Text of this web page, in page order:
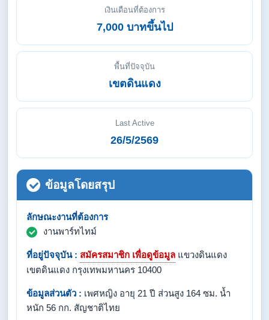
เงินเดือนที่ต้องการ
7,000 บาทขึ้นไป
พื้นที่ปัจจุบัน
เขตดินแดง
Last Active
26/5/2569
ข้อมูลโดยสรุป
ลักษณะงานที่ต้องการ
งานพาร์ทไทม์
ที่อยู่ปัจจุบัน : สมัครสมาชิก เพื่อดูข้อมูล แขวงดินแดง
เขตดินแดง กรุงเทพมหานคร 10400
ข้อมูลส่วนตัว : เพศหญิง อายุ 21 ปี ส่วนสูง 164 ซม. น้ำ
หนัก 56 กก. สัญชาติไทย